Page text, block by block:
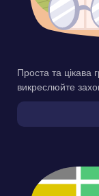
Проста та цікава
викреслюйте